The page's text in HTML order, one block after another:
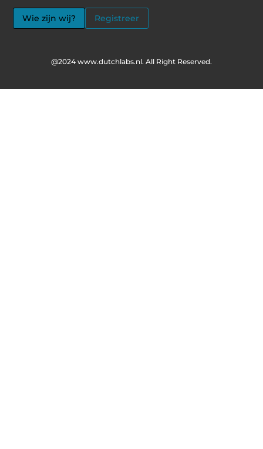
Wie zijn wij? Registreer
@2024 www.dutchlabs.nl. All Right Reserved.